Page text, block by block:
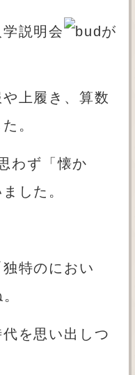
説明会
が
上履き、算数
。
わず「懐か
した。
特のにおい
を思い出しつ